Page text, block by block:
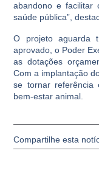
abandono e facilitar
saúde pública”,
O projeto aguarda
aprovado, o Poder
as dotações
Com a implantação
se tornar referência
bem-estar animal.
Compartilhe esta